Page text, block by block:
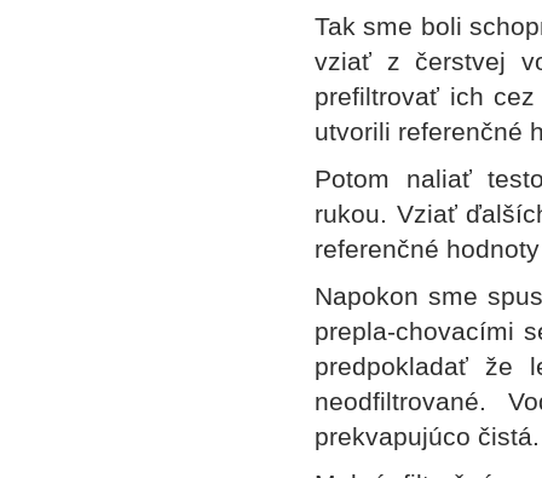
Tak sme boli
vziať z čerstvej
prefiltrovať ich
utvorili referenčné
Potom naliať
rukou. Vziať
referenčné
Napokon sme
prepla-chovacími
predpokladať že
neodfiltrované.
prekvapujúco čistá.